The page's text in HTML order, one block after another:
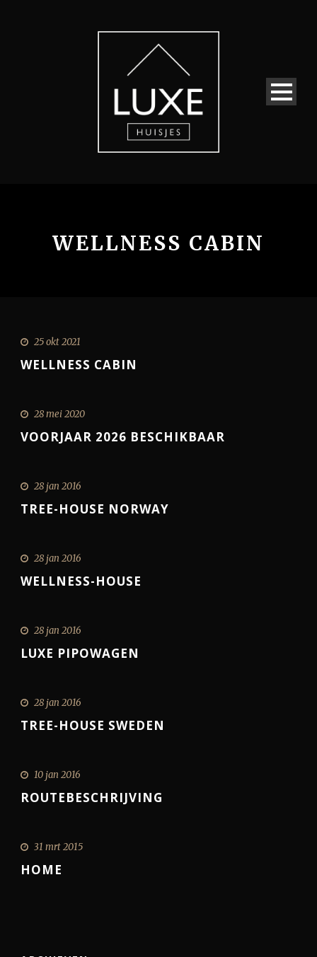
WELLNESS CABIN
25 okt 2021
WELLNESS CABIN
28 mei 2020
VOORJAAR 2026 BESCHIKBAAR
28 jan 2016
TREE-HOUSE NORWAY
28 jan 2016
WELLNESS-HOUSE
28 jan 2016
LUXE PIPOWAGEN
28 jan 2016
TREE-HOUSE SWEDEN
10 jan 2016
ROUTEBESCHRIJVING
31 mrt 2015
HOME